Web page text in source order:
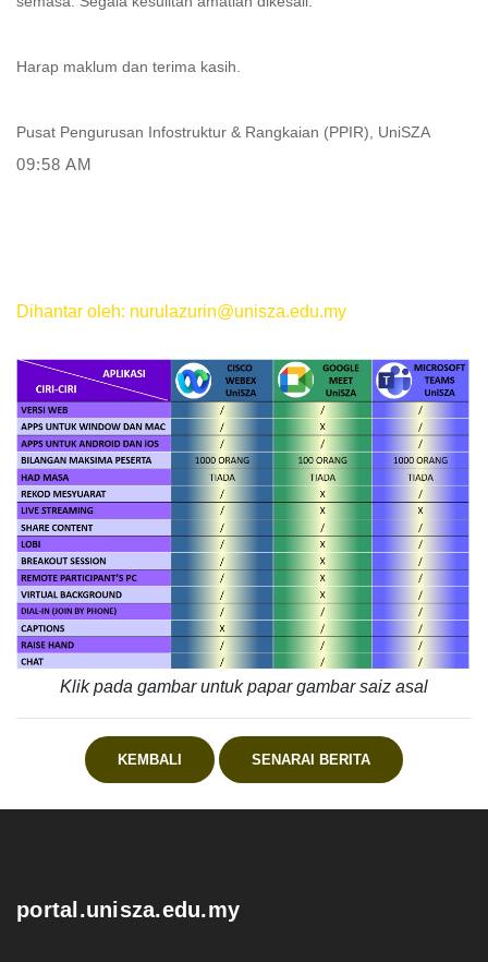
Harap maklum dan terima kasih.
Pusat Pengurusan Infostruktur & Rangkaian (PPIR), UniSZA
09:58 AM
Dihantar oleh: nurulazurin@unisza.edu.my
Klik pada gambar untuk papar gambar saiz asal
KEMBALI SENARAI BERITA
portal.unisza.edu.my